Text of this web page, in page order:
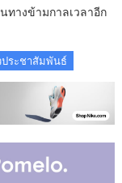
ทางข้ามกาลเวลาอีก
ประชาสัมพันธ์